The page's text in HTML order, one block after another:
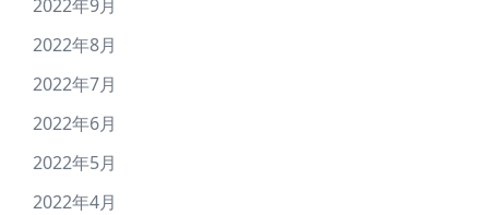
2022年9月
2022年8月
2022年7月
2022年6月
2022年5月
2022年4月